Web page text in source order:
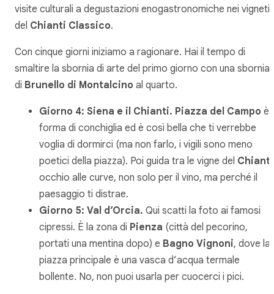
visite culturali a degustazioni enogastronomiche nei vigneti
del Chianti Classico.
Con cinque giorni iniziamo a ragionare. Hai il tempo di
smaltire la sbornia di arte del primo giorno con una sbornia
di Brunello di Montalcino al quarto.
Giorno 4: Siena e il Chianti. Piazza del Campo è
forma di conchiglia ed è così bella che ti verrebbe
voglia di dormirci (ma non farlo, i vigili sono meno
poetici della piazza). Poi guida tra le vigne del Chianti
occhio alle curve, non solo per il vino, ma perché il
paesaggio ti distrae.
Giorno 5: Val d’Orcia. Qui scatti la foto ai famosi
cipressi. È la zona di Pienza (città del pecorino,
portati una mentina dopo) e Bagno Vignoni, dove la
piazza principale è una vasca d’acqua termale
bollente. No, non puoi usarla per cuocerci i pici.